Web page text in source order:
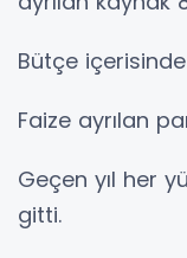
Bütçe
Faize ayrılan
Geçen yıl her
gitti.